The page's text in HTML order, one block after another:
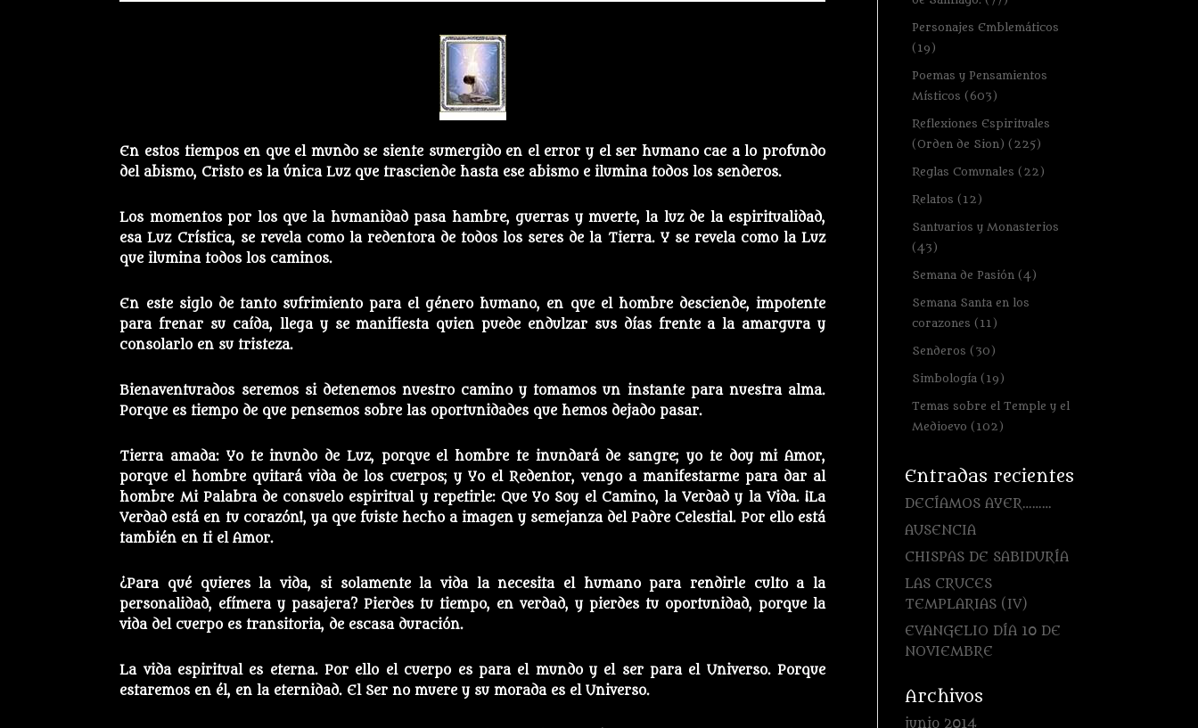
En estos tiempos en que el mundo se siente sumergido en el error y el ser humano cae a lo profundo
del abismo, Cristo es la única Luz que trasciende hasta ese abismo e ilumina todos los senderos.
Los momentos por los que la humanidad pasa hambre, guerras y muerte, la luz de la espiritualidad,
esa Luz Crística, se revela como la redentora de todos los seres de la Tierra. Y se revela como la Luz
que ilumina todos los caminos.
En este siglo de tanto sufrimiento para el género humano, en que el hombre desciende, impotente
para frenar su caída, llega y se manifiesta quien puede endulzar sus días frente a la amargura y
consolarlo en su tristeza.
Bienaventurados seremos si detenemos nuestro camino y tomamos un instante para nuestra alma.
Porque es tiempo de que pensemos sobre las oportunidades que hemos dejado pasar.
Tierra amada: Yo te inundo de Luz, porque el hombre te inundará de sangre; yo te doy mi Amor,
porque el hombre quitará vida de los cuerpos; y Yo el Redentor, vengo a manifestarme para dar al
hombre Mi Palabra de consuelo espiritual y repetirle: Que Yo Soy el Camino, la Verdad y la Vida. ¡La
Verdad está en tu corazón!, ya que fuiste hecho a imagen y semejanza del Padre Celestial. Por ello está
también en ti el Amor.
¿Para qué quieres la vida, si solamente la vida la necesita el humano para rendirle culto a la
personalidad, efímera y pasajera? Pierdes tu tiempo, en verdad, y pierdes tu oportunidad, porque la
vida del cuerpo es transitoria, de escasa duración.
La vida espiritual es eterna. Por ello el cuerpo es para el mundo y el ser para el Universo. Porque
estaremos en él, en la eternidad. El Ser no muere y su morada es el Universo.
Personajes Emblemáticos
(19)
Poemas y Pensamientos
Místicos (603)
Reflexiones Espirituales
(Orden de Sion) (225)
Reglas Comunales (22)
Relatos (12)
Santuarios y Monasterios
(43)
Semana de Pasión (4)
Semana Santa en los
corazones (11)
Senderos (30)
Simbología (19)
Temas sobre el Temple y el
Medioevo (102)
Entradas recientes
DECÍAMOS AYER………
AUSENCIA
CHISPAS DE SABIDURÍA
LAS CRUCES
TEMPLARIAS (IV)
EVANGELIO DÍA 10 DE
NOVIEMBRE
Archivos
junio 2014